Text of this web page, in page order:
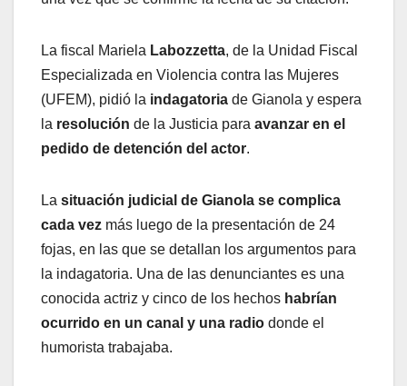
La fiscal Mariela Labozzetta, de la Unidad Fiscal
Especializada en Violencia contra las Mujeres
(UFEM), pidió la indagatoria de Gianola y espera
la resolución de la Justicia para avanzar en el
pedido de detención del actor.
La situación judicial de Gianola se complica
cada vez más luego de la presentación de 24
fojas, en las que se detallan los argumentos para
la indagatoria. Una de las denunciantes es una
conocida actriz y cinco de los hechos habrían
ocurrido en un canal y una radio donde el
humorista trabajaba.